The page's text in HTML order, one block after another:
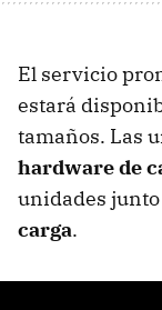
El servicio
estará
tamaños. Las
hardware de
unidades
carga.